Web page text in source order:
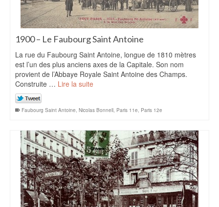
1900 – Le Faubourg Saint Antoine
La rue du Faubourg Saint Antoine, longue de 1810 mètres
est l’un des plus anciens axes de la Capitale. Son nom
provient de l’Abbaye Royale Saint Antoine des Champs.
Construite … Lire la suite
Faubourg Saint Antoine, Nicolas Bonnell, Paris 11e, Paris 12e